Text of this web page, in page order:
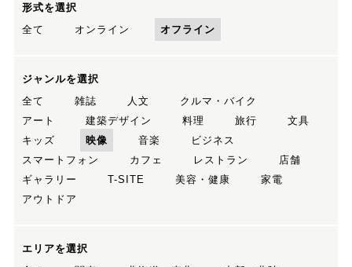
形式を選択
全て
オンライン オフライン
ジャンルを選択
全て
雑誌 人文
クルマ・バイク
アート
建築デザイン 料理 旅行
文具
キッズ
映像 音楽
ビジネス
スマートフォン
カフェ レストラン
店舗
ギャラリー
T-SITE 美容・健康
家電
アウトドア
エリアを選択